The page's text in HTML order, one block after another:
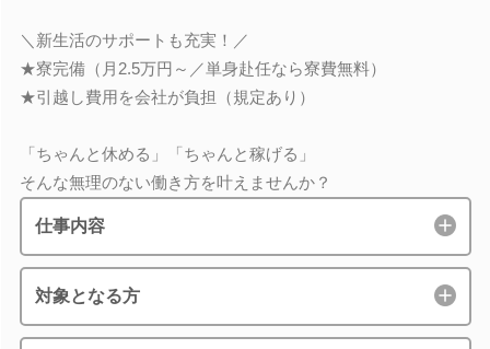
＼新生活のサポートも充実！／
★寮完備（月2.5万円～／単身赴任なら寮費無料）
★引越し費用を会社が負担（規定あり）
「ちゃんと休める」「ちゃんと稼げる」
そんな無理のない働き方を叶えませんか？
仕事内容
対象となる方